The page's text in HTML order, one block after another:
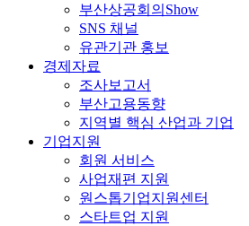
부산상공회의Show
SNS 채널
유관기관 홍보
경제자료
조사보고서
부산고용동향
지역별 핵심 산업과 기업
기업지원
회원 서비스
사업재편 지원
원스톱기업지원센터
스타트업 지원